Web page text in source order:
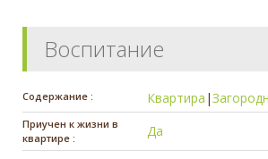
Воспитание
Содержание : Квартира |
Приучен к жизни в
квартире :
Да